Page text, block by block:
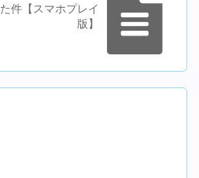
件【スマホプレイ
版】